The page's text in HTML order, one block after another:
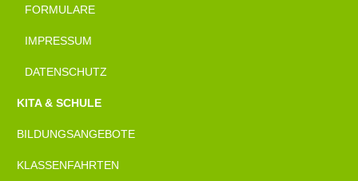
FORMULARE
IMPRESSUM
DATENSCHUTZ
KITA & SCHULE
BILDUNGSANGEBOTE
KLASSENFAHRTEN